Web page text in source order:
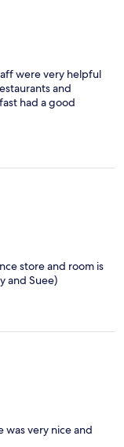
were very helpful
and
had a good
store and room is
and Suee)
was very nice and